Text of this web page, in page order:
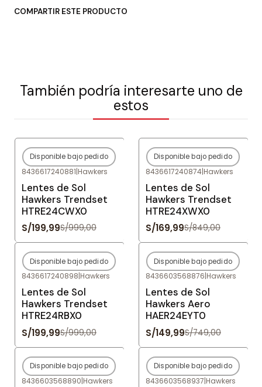
COMPARTIR ESTE PRODUCTO
También podría interesarte uno de
estos
-80%OFF
Agotado
Disponible bajo pedido
8436617240881|Hawkers
Lentes de Sol
Hawkers Trendset
HTRE24CWX0
S/199,99S/999,00
-80%OFF
Agotado
Disponible bajo pedido
8436617240874|Hawkers
Lentes de Sol
Hawkers Trendset
HTRE24XWX0
S/169,99S/849,00
-80%OFF
Agotado
Disponible bajo pedido
8436617240898|Hawkers
Lentes de Sol
Hawkers Trendset
HTRE24RBX0
S/199,99S/999,00
-80%OFF
Agotado
Disponible bajo pedido
8436603568876|Hawkers
Lentes de Sol
Hawkers Aero
HAER24EYT0
S/149,99S/749,00
-80%OFF
Agotado
Disponible bajo pedido
8436603568890|Hawkers
-80%OFF
Agotado
Disponible bajo pedido
8436603568937|Hawkers